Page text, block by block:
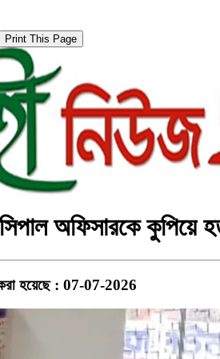
অফিসারকে কুপিয়ে
হয়েছে : 07-07-2026